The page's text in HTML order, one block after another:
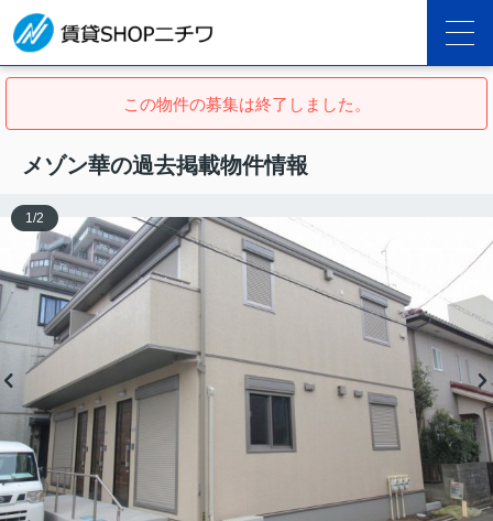
この物件の募集は終了しました。
メゾン華の過去掲載物件情報
1 /2